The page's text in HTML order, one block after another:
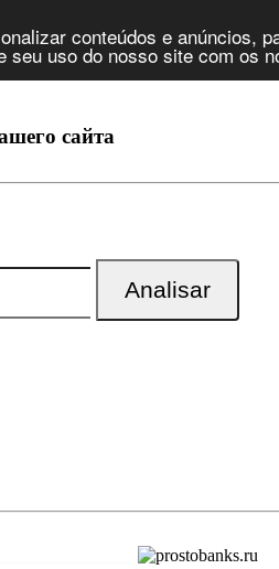
conteúdos e anúncios,
seu uso do nosso site com os
сайта
Analisar